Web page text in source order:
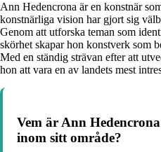
Ann Hedencrona är en konstnär
konstnärliga vision har gjort sig
Genom att utforska teman som
skörhet skapar hon konstverk som
Med en ständig strävan efter att
hon att vara en av landets mest
Vem är Ann
inom sitt område?